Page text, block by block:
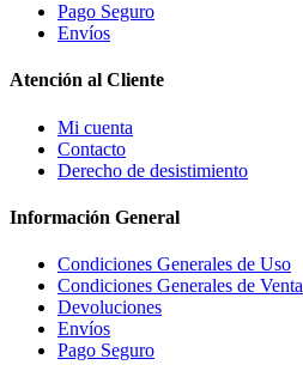
Pago Seguro
Envíos
Atención al Cliente
Mi cuenta
Contacto
Derecho de desistimiento
Información General
Condiciones Generales de Uso
Condiciones Generales de Venta
Devoluciones
Envíos
Pago Seguro